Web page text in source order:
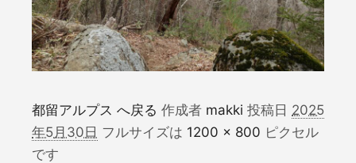
都留アルプス へ戻る 作成者 makki 投稿日 2025
年5月30日 フルサイズは 1200 × 800 ピクセル
です